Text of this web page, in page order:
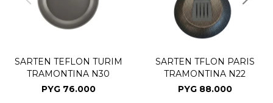
SARTEN TEFLON TURIM
TRAMONTINA N30
PYG 76.000
SARTEN TFLON PARIS
TRAMONTINA N22
PYG 88.000